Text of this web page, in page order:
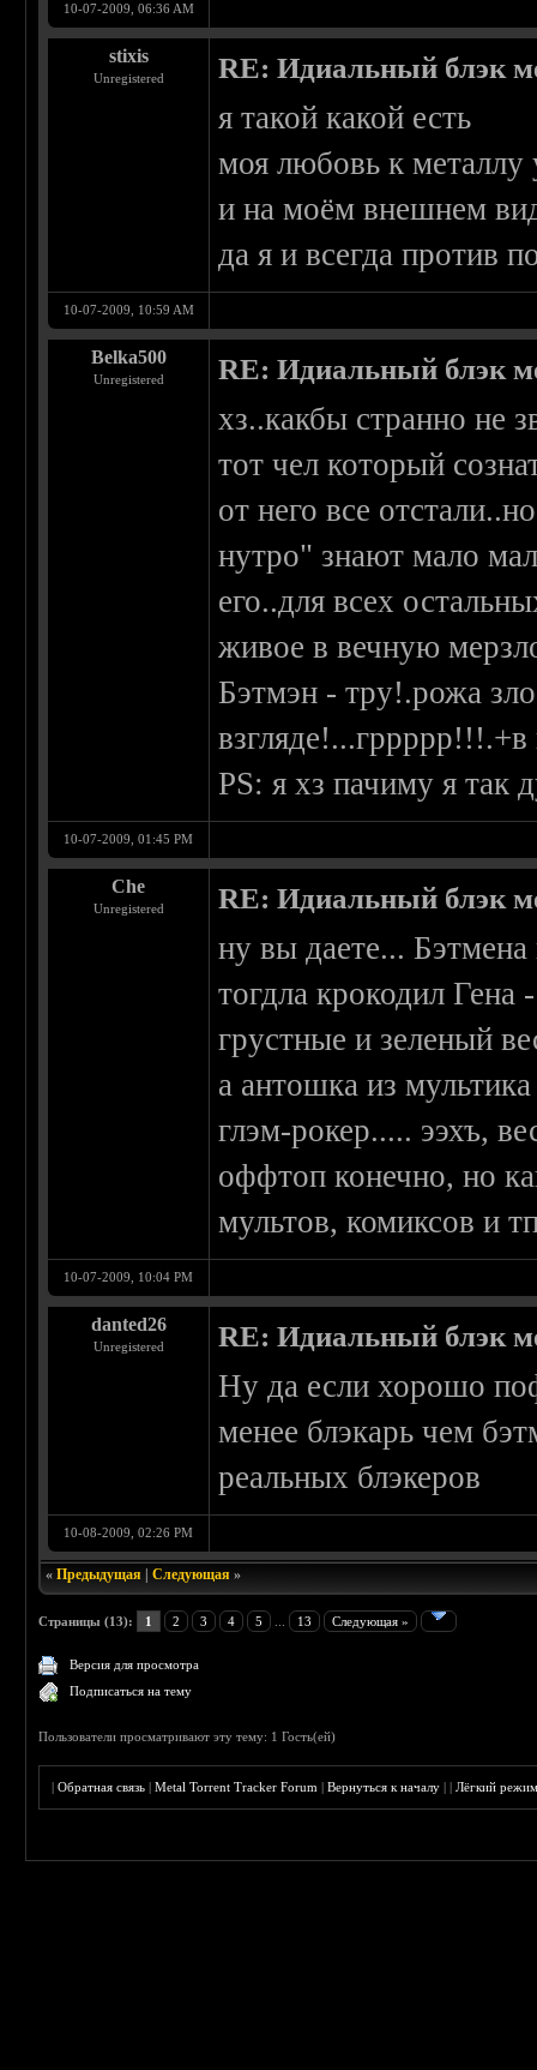
10-07-2009, 06:36 AM
stixis
Unregistered RE: Идиальный блэк
я такой какой есть
моя любовь к металлу
и на моём внешнем
да я и всегда против
10-07-2009, 10:59 AM
Belka500
Unregistered RE: Идиальный блэк
хз..какбы странно не
тот чел который
от него все
нутро" знают мало
его..для всех
живое в вечную
Бэтмэн - тру!.рожа
PS: я хз пачиму я так
10-07-2009, 01:45 PM
Che
Unregistered RE: Идиальный блэк
ну вы даете...
тогдла крокодил
грустные и зеленый
а антошка из
глэм-рокер..... ээхъ,
оффтоп конечно, но
мультов, комиксов и
10-07-2009, 10:04 PM
danted26
Unregistered RE: Идиальный блэк
Ну да если хорошо
менее блэкарь чем
реальных блэкеров
10-08-2009, 02:26 PM
«Предыдущая |Следующая »
Страницы (13): 1 2 3 4 5 13 Следующая »
Версия для просмотра
Подписаться на тему
Пользователи просматривают эту тему: 1 Гость(ей)
|Обратная связь |Metal Torrent Tracker Forum |Вернуться к началу ||Лёгкий